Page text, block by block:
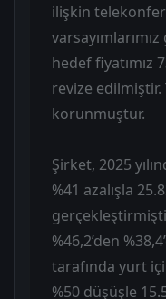
ilişkin
hedef fiyatımız
revize edilmiştir.
korunmuştur.
Şirket, 2025
%41 azalışla
%46,2’den
tarafında yurt içi
%50 düşüşle